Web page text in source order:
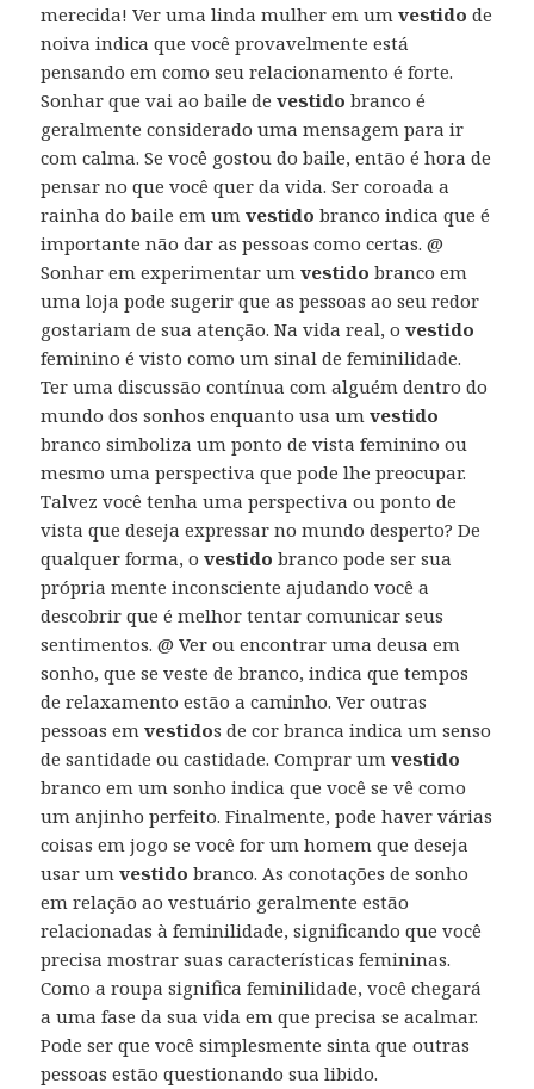
merecida! Ver uma linda mulher em umvestido de
noiva indica que você provavelmente está
pensando em como seu relacionamento é forte.
Sonhar que vai ao baile devestido branco é
geralmente considerado uma mensagem para ir
com calma. Se você gostou do baile, então é hora de
pensar no que você quer da vida. Ser coroada a
rainha do baile em umvestido branco indica que é
importante não dar as pessoas como certas. @
Sonhar em experimentar umvestido branco em
uma loja pode sugerir que as pessoas ao seu redor
gostariam de sua atenção. Na vida real, ovestido
feminino é visto como um sinal de feminilidade.
Ter uma discussão contínua com alguém dentro do
mundo dos sonhos enquanto usa umvestido
branco simboliza um ponto de vista feminino ou
mesmo uma perspectiva que pode lhe preocupar.
Talvez você tenha uma perspectiva ou ponto de
vista que deseja expressar no mundo desperto? De
qualquer forma, ovestido branco pode ser sua
própria mente inconsciente ajudando você a
descobrir que é melhor tentar comunicar seus
sentimentos. @ Ver ou encontrar uma deusa em
sonho, que se veste de branco, indica que tempos
de relaxamento estão a caminho. Ver outras
pessoas emvestidos de cor branca indica um senso
de santidade ou castidade. Comprar umvestido
branco em um sonho indica que você se vê como
um anjinho perfeito. Finalmente, pode haver várias
coisas em jogo se você for um homem que deseja
usar umvestido branco. As conotações de sonho
em relação ao vestuário geralmente estão
relacionadas à feminilidade, significando que você
precisa mostrar suas características femininas.
Como a roupa significa feminilidade, você chegará
a uma fase da sua vida em que precisa se acalmar.
Pode ser que você simplesmente sinta que outras
pessoas estão questionando sua libido.